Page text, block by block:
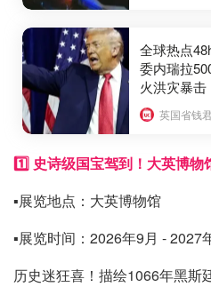
全球热点
委内瑞拉
火洪灾暴击
英国省钱君
1️⃣ 史诗级国宝驾到！大英博物
▪️展览地点：大英博物馆
▪️展览时间：2026年9月 - 2027
历史迷狂喜！描绘1066年黑